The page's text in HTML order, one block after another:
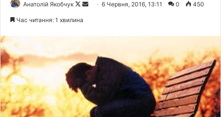
Анатолій Якобчук
F
o
w
o
X
n
e
m
a
i
6 Червня, 2016, 13:11 0 450
Час читання: 1 хвилина